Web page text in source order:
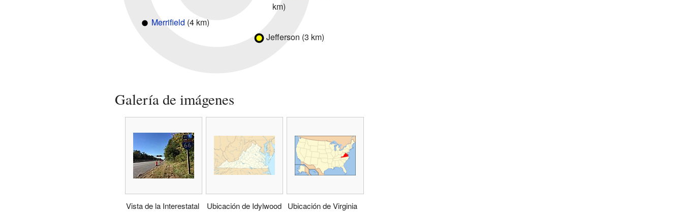
km)
Jefferson (3 km)
Merrifield (4 km)
Galería de imágenes
Vista de la Interestatal
Ubicación de Idylwood
Ubicación de Virginia